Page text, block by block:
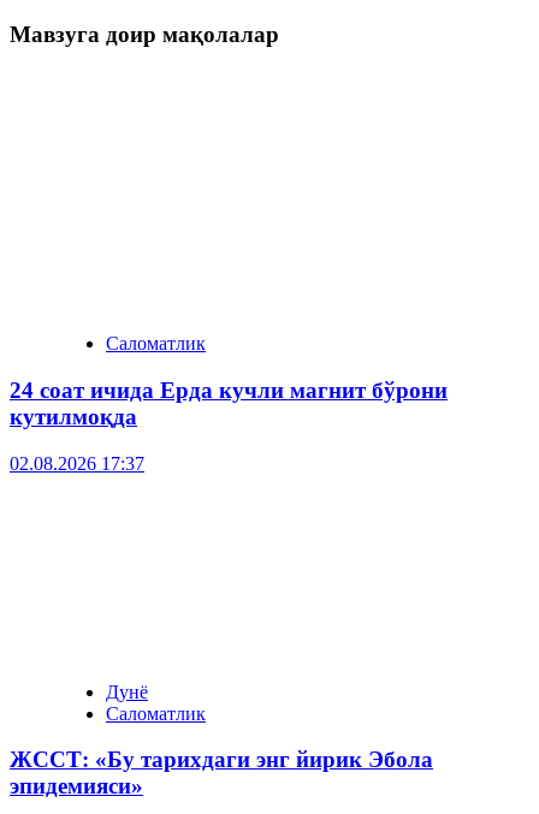
Мавзуга доир мақолалар
Саломатлик
24 соат ичида Ерда кучли магнит бўрони
кутилмоқда
02.08.2026 17:37
Дунё
Саломатлик
ЖССТ: «Бу тарихдаги энг йирик Эбола
эпидемияси»